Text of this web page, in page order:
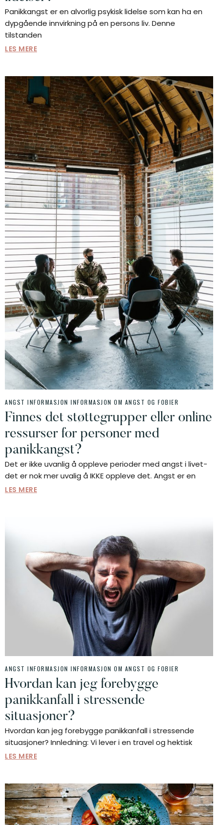
Panikkangst er en alvorlig psykisk lidelse som kan ha en
dypgående innvirkning på en persons liv. Denne
tilstanden
LES MERE
ANGST INFORMASJON INFORMASJON OM ANGST OG FOBIER
Finnes det støttegrupper eller online
ressurser for personer med
panikkangst?
Det er ikke uvanlig å oppleve perioder med angst i livet-
det er nok mer uvalig å IKKE oppleve det. Angst er en
LES MERE
ANGST INFORMASJON INFORMASJON OM ANGST OG FOBIER
Hvordan kan jeg forebygge
panikkanfall i stressende
situasjoner?
Hvordan kan jeg forebygge panikkanfall i stressende
situasjoner? Innledning: Vi lever i en travel og hektisk
LES MERE